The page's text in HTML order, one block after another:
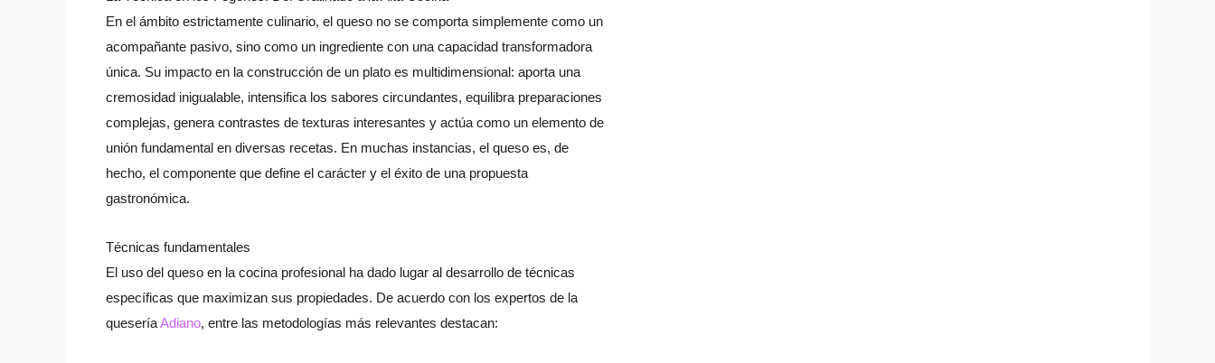
En el ámbito estrictamente culinario, el queso no se comporta simplemente como un
acompañante pasivo, sino como un ingrediente con una capacidad transformadora
única. Su impacto en la construcción de un plato es multidimensional: aporta una
cremosidad inigualable, intensifica los sabores circundantes, equilibra preparaciones
complejas, genera contrastes de texturas interesantes y actúa como un elemento de
unión fundamental en diversas recetas. En muchas instancias, el queso es, de
hecho, el componente que define el carácter y el éxito de una propuesta
gastronómica.
Técnicas fundamentales
El uso del queso en la cocina profesional ha dado lugar al desarrollo de técnicas
específicas que maximizan sus propiedades. De acuerdo con los expertos de la
queseríaAdiano, entre las metodologías más relevantes destacan: